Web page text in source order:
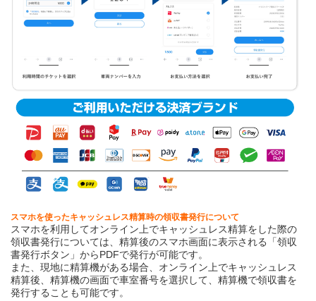
スマホを使ったキャッシュレス精算時の領収書発行について
スマホを利用してオンライン上でキャッシュレス精算をした際の
領収書発行については、精算後のスマホ画面に表示される「領収
書発行ボタン」からPDFで発行が可能です。
また、現地に精算機がある場合、オンライン上でキャッシュレス
精算後、精算機の画面で車室番号を選択して、精算機で領収書を
発行することも可能です。